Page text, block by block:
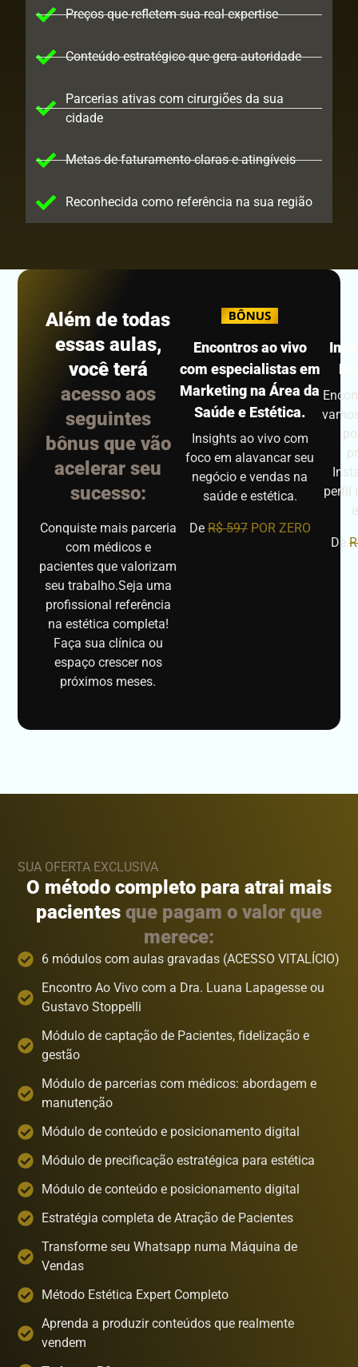
Preços que refletem sua real expertise
Conteúdo estratégico que gera autoridade
Parcerias ativas com cirurgiões da sua
cidade
Metas de faturamento claras e atingíveis
Reconhecida como referência na sua região
Além de todas
essas aulas,
você terá
acesso aos
seguintes
bônus que vão
acelerar seu
sucesso:
Conquiste mais parceria
com médicos e
pacientes que valorizam
seu trabalho.Seja uma
profissional referência
na estética completa!
Faça sua clínica ou
espaço crescer nos
próximos meses.
Encontros ao vivo
com especialistas em
Marketing na Área da
Saúde e Estética.
Insights ao vivo com
foco em alavancar seu
negócio e vendas na
saúde e estética.
DeR$ 597POR ZERO
perfil
De
SUA OFERTA EXCLUSIVA
O método completo para atrai mais
pacientes que pagam o valor que
merece:
6 módulos com aulas gravadas (ACESSO VITALÍCIO)
Encontro Ao Vivo com a Dra. Luana Lapagesse ou
Gustavo Stoppelli
Módulo de captação de Pacientes, fidelização e
gestão
Módulo de parcerias com médicos: abordagem e
manutenção
Módulo de conteúdo e posicionamento digital
Módulo de precificação estratégica para estética
Módulo de conteúdo e posicionamento digital
Estratégia completa de Atração de Pacientes
Transforme seu Whatsapp numa Máquina de
Vendas
Método Estética Expert Completo
Aprenda a produzir conteúdos que realmente
vendem